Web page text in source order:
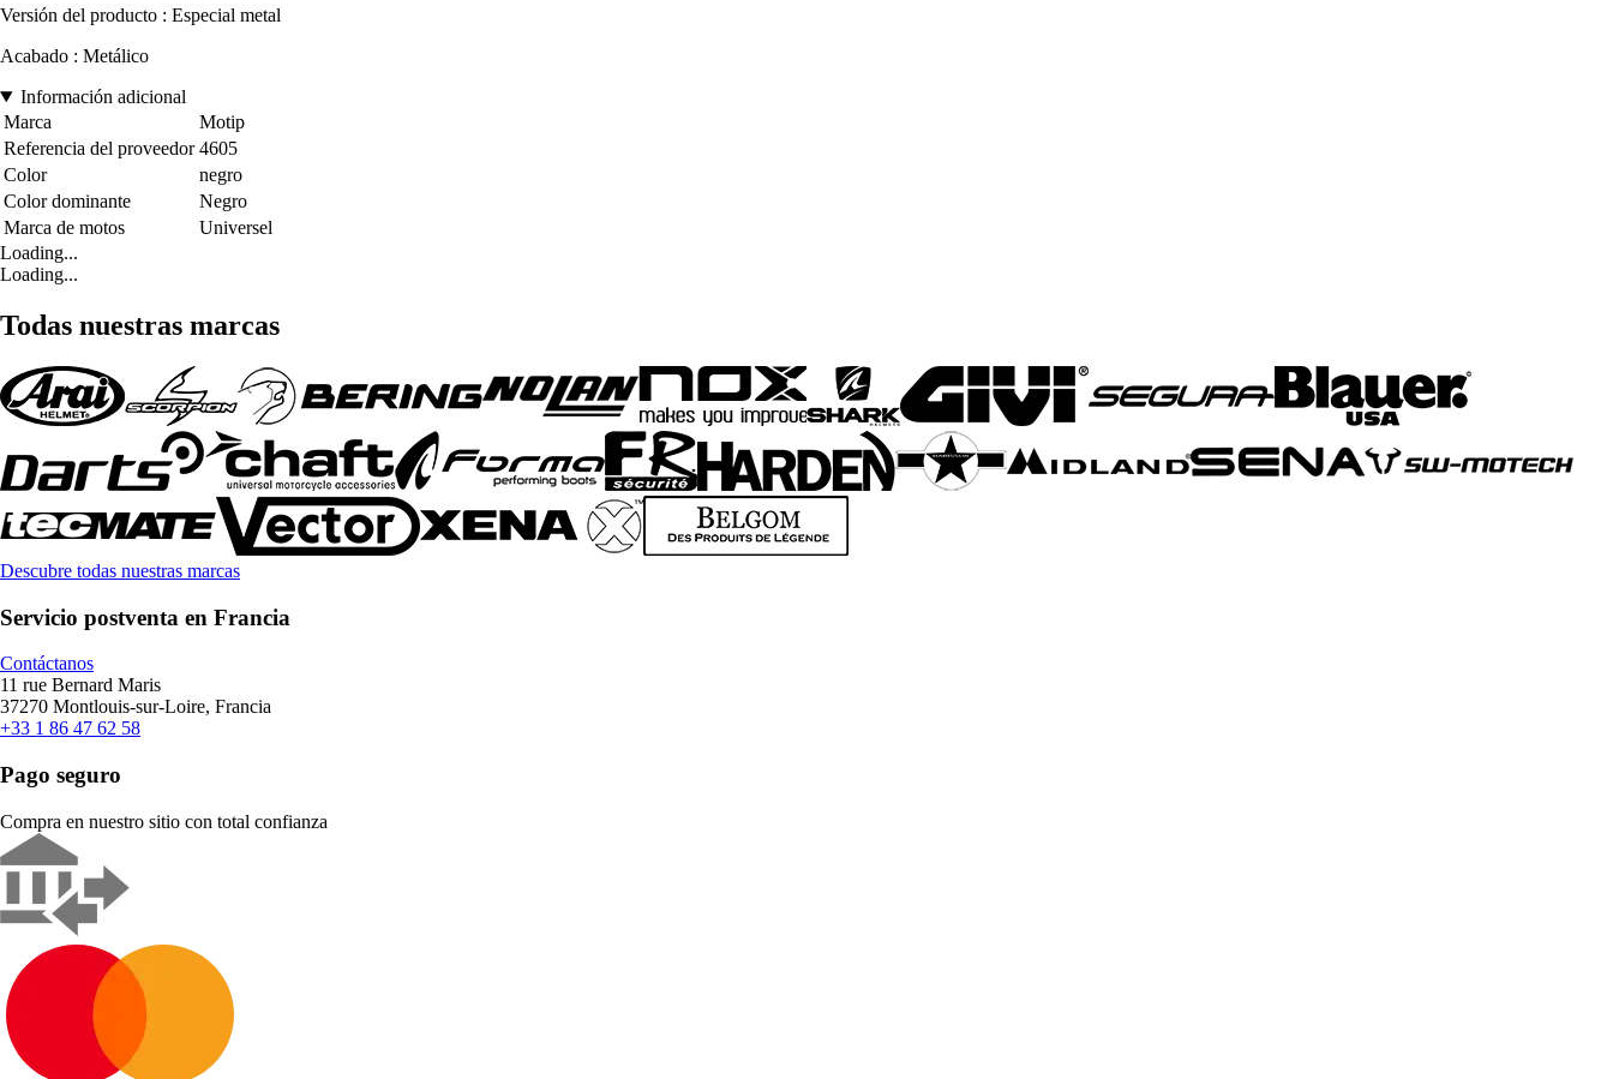
Versión del producto : Especial metal
Acabado : Metálico
Información adicional
Marca
Motip
Referencia del proveedor 4605
Color
negro
Color dominante
Negro
Marca de motos
Universel
Loading...
Loading...
Todas nuestras marcas
Descubre todas nuestras marcas
Servicio postventa en Francia
Contáctanos
11 rue Bernard Maris
37270 Montlouis-sur-Loire, Francia
+33 1 86 47 62 58
Pago seguro
Compra en nuestro sitio con total confianza